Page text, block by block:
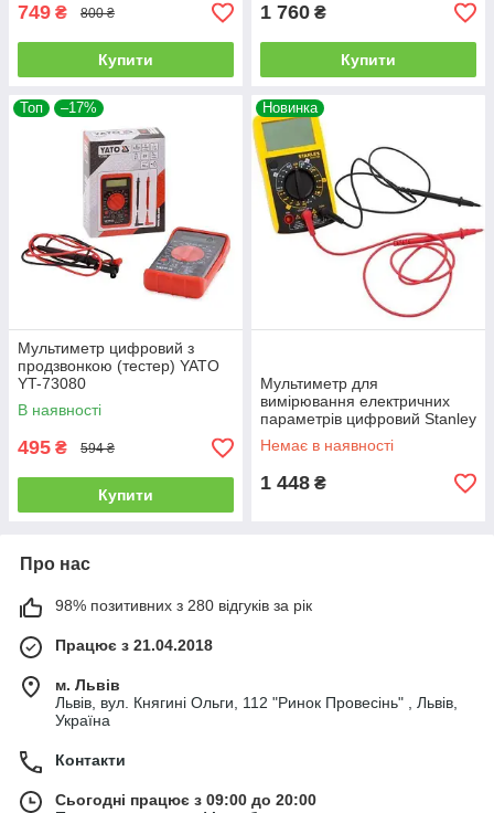
749 ₴ 800 ₴
Купити
1 760 ₴
Купити
Топ –17%
Мультиметр цифровий з
продзвонкою (тестер) YATO
YT-73080
В наявності
495 ₴ 594 ₴
Купити
Новинка
Мультиметр для
вимірювання електричних
параметрів цифровий Stanley
: 0 - 300V (STHT0-77364)
Немає в наявності
1 448 ₴
Про нас
98% позитивних з 280 відгуків за рік
Працює з 21.04.2018
м. Львів
Львів, вул. Княгині Ольги, 112 "Ринок Провесінь" , Львів,
Україна
Контакти
Сьогодні працює з 09:00 до 20:00